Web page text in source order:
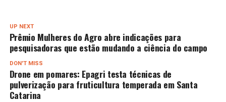
UP NEXT
Prêmio Mulheres do Agro abre indicações para
pesquisadoras que estão mudando a ciência do campo
DON'T MISS
Drone em pomares: Epagri testa técnicas de
pulverização para fruticultura temperada em Santa
Catarina